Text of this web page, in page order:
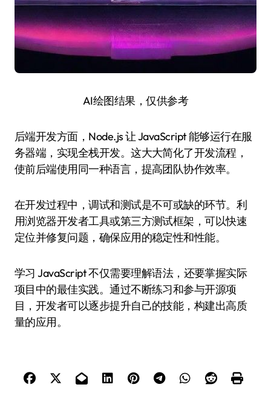
AI绘图结果，仅供参考
后端开发方面，Node.js 让 JavaScript 能够运行在服
务器端，实现全栈开发。这大大简化了开发流程，
使前后端使用同一种语言，提高团队协作效率。
在开发过程中，调试和测试是不可或缺的环节。利
用浏览器开发者工具或第三方测试框架，可以快速
定位并修复问题，确保应用的稳定性和性能。
学习 JavaScript 不仅需要理解语法，还要掌握实际
项目中的最佳实践。通过不断练习和参与开源项
目，开发者可以逐步提升自己的技能，构建出高质
量的应用。